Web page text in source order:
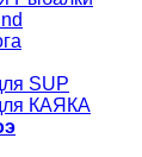
SUP
КАЯКА